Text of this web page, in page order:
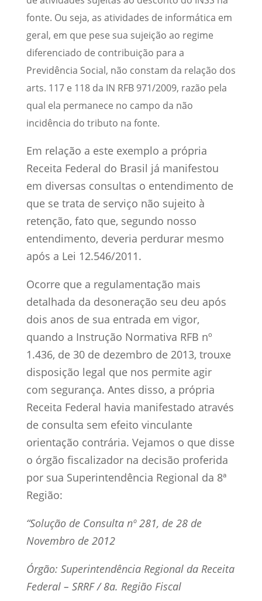
fonte. Ou seja, as atividades de informática em
geral, em que pese sua sujeição ao regime
diferenciado de contribuição para a
Previdência Social, não constam da relação dos
arts. 117 e 118 da IN RFB 971/2009, razão pela
qual ela permanece no campo da não
incidência do tributo na fonte.
Em relação a este exemplo a própria
Receita Federal do Brasil já manifestou
em diversas consultas o entendimento de
que se trata de serviço não sujeito à
retenção, fato que, segundo nosso
entendimento, deveria perdurar mesmo
após a Lei 12.546/2011.
Ocorre que a regulamentação mais
detalhada da desoneração seu deu após
dois anos de sua entrada em vigor,
quando a Instrução Normativa RFB nº
1.436, de 30 de dezembro de 2013, trouxe
disposição legal que nos permite agir
com segurança. Antes disso, a própria
Receita Federal havia manifestado através
de consulta sem efeito vinculante
orientação contrária. Vejamos o que disse
o órgão fiscalizador na decisão proferida
por sua Superintendência Regional da 8ª
Região:
“Solução de Consulta nº 281, de 28 de
Novembro de 2012
Órgão: Superintendência Regional da Receita
Federal – SRRF / 8a. Região Fiscal